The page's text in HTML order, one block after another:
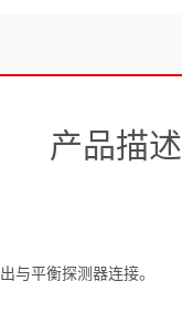
产品描述
与平衡探测器连接。